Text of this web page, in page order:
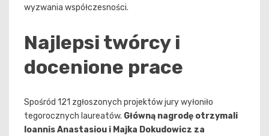
wyzwania współczesności.
Najlepsi twórcy i
docenione prace
Spośród 121 zgłoszonych projektów jury wyłoniło
tegorocznych laureatów. Główną nagrodę otrzymali
Ioannis Anastasiou i Majka Dokudowicz za